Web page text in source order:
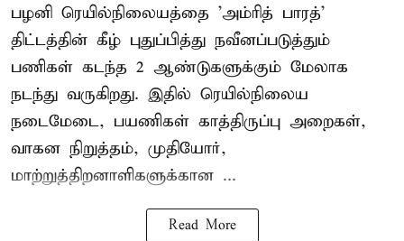
பழனி ரெயில்நிலையத்தை 'அம்ரித் பாரத்'
திட்டத்தின் கீழ் புதுப்பித்து நவீனப்படுத்தும்
பணிகள் கடந்த 2 ஆண்டுகளுக்கும் மேலாக
நடந்து வருகிறது. இதில் ரெயில்நிலைய
நடைமேடை, பயணிகள் காத்திருப்பு அறைகள்,
வாகன நிறுத்தம், முதியோர்,
மாற்றுத்திறனாளிகளுக்கான ...
Read More